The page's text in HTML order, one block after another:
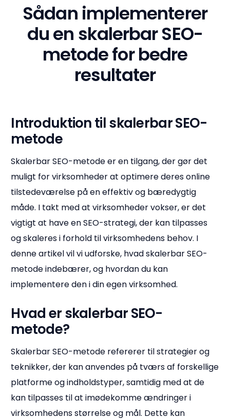
Sådan implementerer
du en skalerbar SEO-
metode for bedre
resultater
Introduktion til skalerbar SEO-
metode
Skalerbar SEO-metode er en tilgang, der gør det
muligt for virksomheder at optimere deres online
tilstedeværelse på en effektiv og bæredygtig
måde. I takt med at virksomheder vokser, er det
vigtigt at have en SEO-strategi, der kan tilpasses
og skaleres i forhold til virksomhedens behov. I
denne artikel vil vi udforske, hvad skalerbar SEO-
metode indebærer, og hvordan du kan
implementere den i din egen virksomhed.
Hvad er skalerbar SEO-
metode?
Skalerbar SEO-metode refererer til strategier og
teknikker, der kan anvendes på tværs af forskellige
platforme og indholdstyper, samtidig med at de
kan tilpasses til at imødekomme ændringer i
virksomhedens størrelse og mål. Dette kan